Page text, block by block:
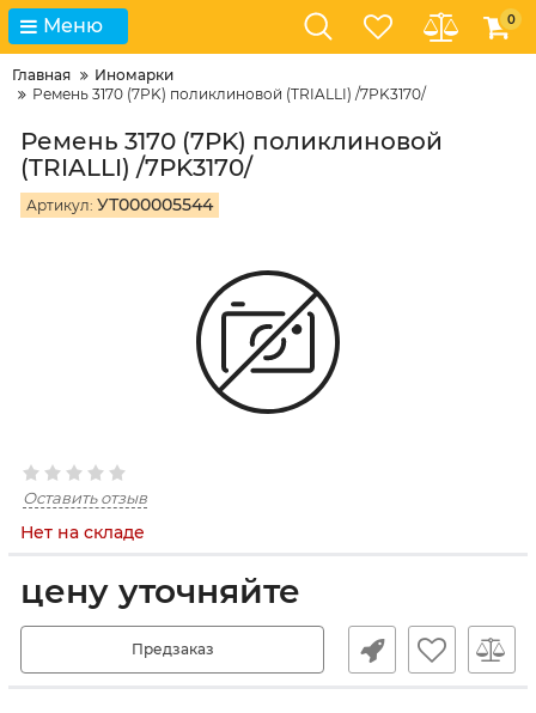
Меню 0
Главная
Иномарки
Ремень 3170 (7PK) поликлиновой (TRIALLI) /7PK3170/
Ремень 3170 (7PK) поликлиновой
(TRIALLI) /7PK3170/
Артикул: УТ000005544
Оставить отзыв
Нет на складе
цену уточняйте
Предзаказ